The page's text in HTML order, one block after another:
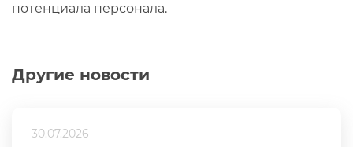
Другие новости
30.07.2026
потенциала персонала.